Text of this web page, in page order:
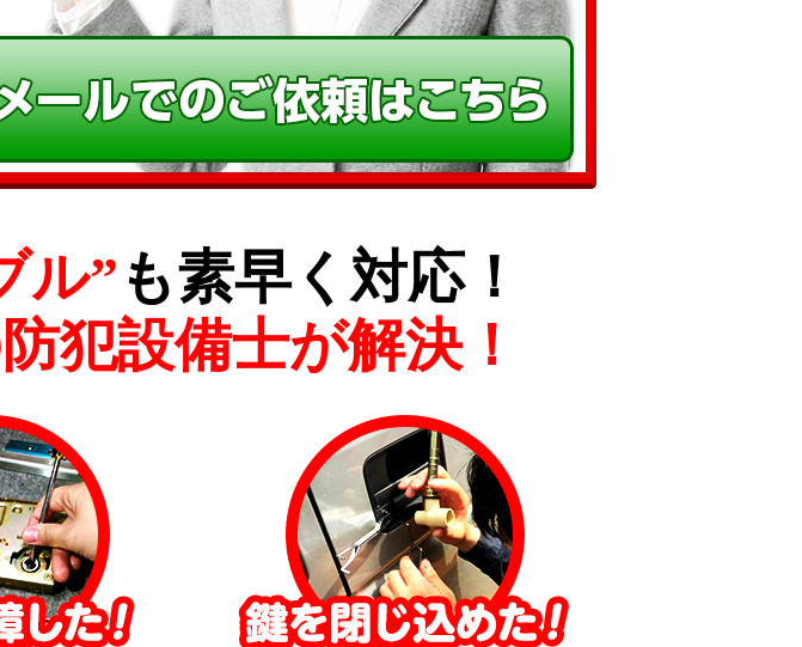
ル” も素早く対応！
犯設備士が解決！